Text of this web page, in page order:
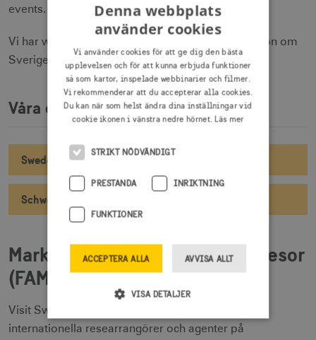
events.
Vi har webbplatser med information och inspiration om
Sverige samt skickar löpande ut nyhetsbrev.
Våra digitala kanaler:
Sweden for Travel Professionals (engelska)
Schweden für die Reisebranche (tyska)
Marknadsföring via visningsresor
(FAM trips)
Visit Sweden arrangerar och bjuder in utvalda
internationella researrangörer och agenter på
Denna webbplats
använder cookies
Vi använder cookies för att ge dig den bästa
upplevelsen och för att kunna erbjuda funktioner
så som kartor, inspelade webbinarier och filmer.
Vi rekommenderar att du accepterar alla cookies.
Du kan när som helst ändra dina inställningar vid
cookie ikonen i vänstra nedre hörnet. Läs mer
STRIKT NÖDVÄNDIGT
PRESTANDA INRIKTNING
FUNKTIONER
ACCEPTERA ALLA AVVISA ALLT
VISA DETALJER